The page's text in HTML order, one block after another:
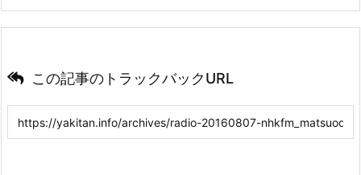
この記事のトラックバックURL